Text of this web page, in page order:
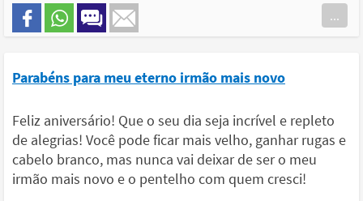
...
Parabéns para meu eterno irmão mais novo
Feliz aniversário! Que o seu dia seja incrível e repleto
de alegrias! Você pode ficar mais velho, ganhar rugas e
cabelo branco, mas nunca vai deixar de ser o meu
irmão mais novo e o pentelho com quem cresci!